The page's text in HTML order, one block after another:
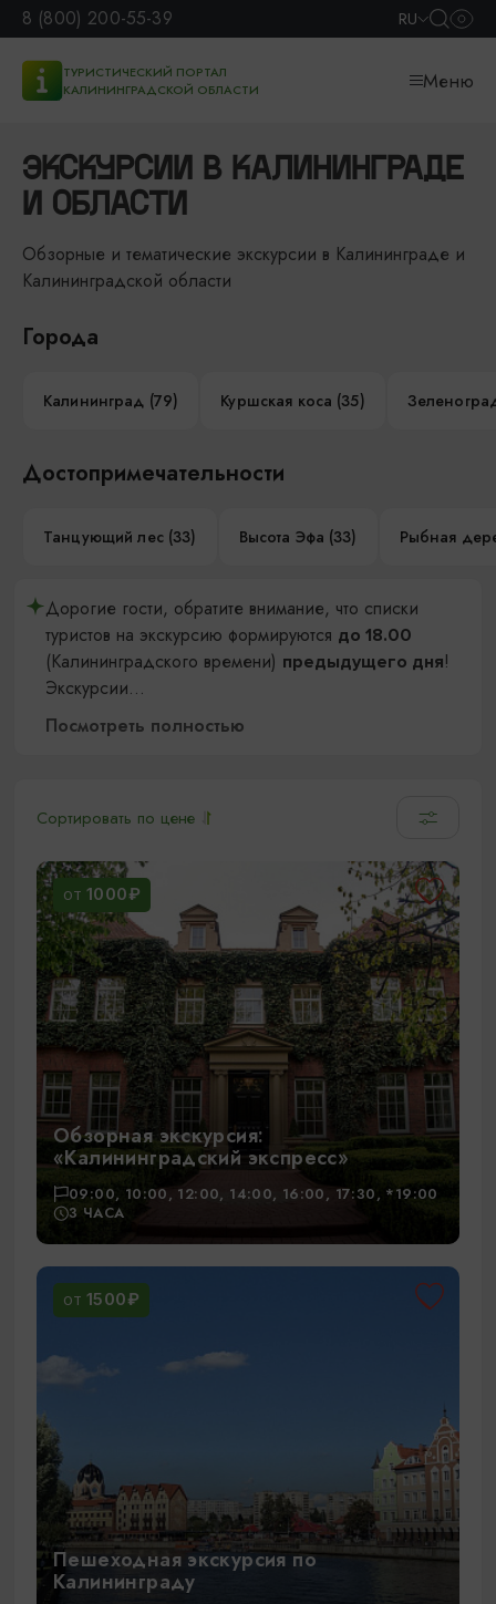
8 (800) 200-55-39 RU
ТУРИСТИЧЕСКИЙ ПОРТАЛ
КАЛИНИНГРАДСКОЙ ОБЛАСТИ
Меню
ЭКСКУРСИИ В КАЛИНИНГРАДЕ
И ОБЛАСТИ
Обзорные и тематические экскурсии в Калининграде и
Калининградской области
Города
Калининград (79) Куршская коса (35)
Достопримечательности
Танцующий лес (33) Высота Эфа (33) Рыбная
Дорогие гости, обратите внимание, что списки
туристов на экскурсию формируются до 18.00
(Калининградского времени) предыдущего дня!
Экскурсии...
Посмотреть полностью
Сортировать по цене
ОТ 1000₽
Обзорная экскурсия:
«Калининградский экспресс»
09:00, 10:00, 12:00, 14:00, 16:00, 17:30, *19:00
3 ЧАСА
ОТ 1500₽
Пешеходная экскурсия по
Калининграду